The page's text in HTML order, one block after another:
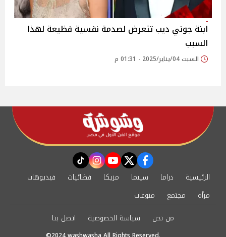
ابنة جوني ديب تتعرض لصدمة نفسية فظيعة لهذا
السبب
السبت 04/يناير/2025 - 01:31 م
facebook
twitter
youtube
instagram
tiktok
الرئيسية دراما سينما مزيكا فضائيات
فيديوهات
مرأة
مجتمع
منوعات
من نحن
سياسة الخصوصية اتصل بنا